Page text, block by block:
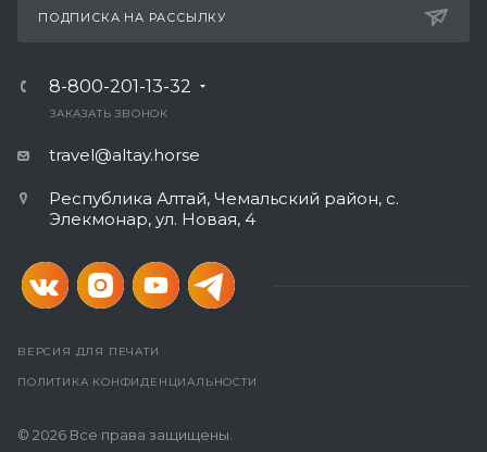
ПОДПИСКА НА РАССЫЛКУ
8-800-201-13-32
ЗАКАЗАТЬ ЗВОНОК
travel@altay.horse
Республика Алтай, Чемальский район, с.
Элекмонар, ул. Новая, 4
ВЕРСИЯ ДЛЯ ПЕЧАТИ
ПОЛИТИКА КОНФИДЕНЦИАЛЬНОСТИ
© 2026 Все права защищены.